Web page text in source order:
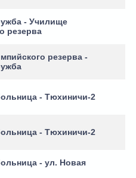
- Училище
резерва
резерва -
- Тюхиничи-2
- Тюхиничи-2
- ул. Новая